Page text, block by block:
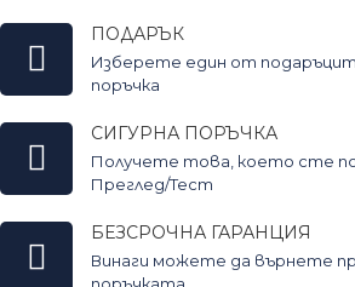
ПОДАРЪК
Изберете един от
поръчка
СИГУРНА ПОРЪЧКА
Получете това, което сте
Преглед/Тест
БЕЗСРОЧНА ГАРАНЦИЯ
Винаги можете да върнете
поръчката